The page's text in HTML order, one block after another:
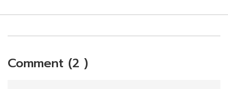
Comment (2 )